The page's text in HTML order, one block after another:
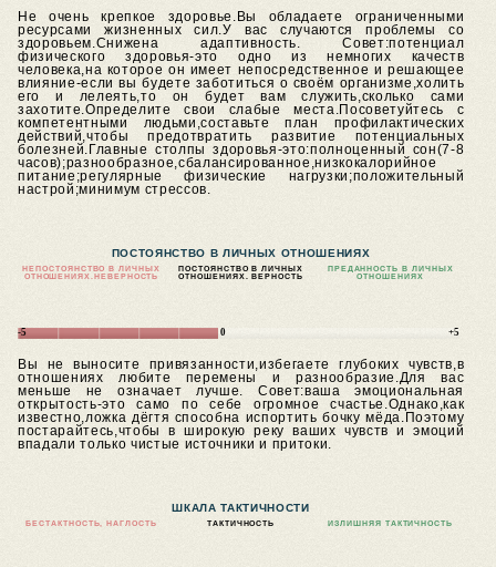
Не очень крепкое здоровье.Вы обладаете ограниченными
ресурсами жизненных сил.У вас случаются проблемы со
здоровьем.Снижена адаптивность.Совет:потенциал
физического здоровья-это одно из немногих качеств
человека,на которое он имеет непосредственное и решающее
влияние-если вы будете заботиться о своём организме,холить
его и лелеять,то он будет вам служить,сколько сами
захотите.Определите свои слабые места.Посоветуйтесь с
компетентными людьми,составьте план профилактических
действий,чтобы предотвратить развитие потенциальных
болезней.Главные столпы здоровья-это:полноценный сон(7-8
часов);разнообразное,сбалансированное,низкокалорийное
питание;регулярные физические нагрузки;положительный
настрой;минимум стрессов.
ПОСТОЯНСТВО В ЛИЧНЫХ ОТНОШЕНИЯХ
НЕПОСТОЯНСТВО В ЛИЧНЫХ
ОТНОШЕНИЯХ.
НЕВЕРНОСТЬ
ПОСТОЯНСТВО В ЛИЧНЫХ
ОТНОШЕНИЯХ. ВЕРНОСТЬ
ПРЕДАННОСТЬ В ЛИЧНЫХ
ОТНОШЕНИЯХ
-5 0 +5
Вы не выносите привязанности,избегаете глубоких чувств,в
отношениях любите перемены и разнообразие.Для вас
меньше не означает лучше. Совет:ваша эмоциональная
открытость-это само по себе огромное счастье.Однако,как
известно,ложка дёгтя способна испортить бочку мёда.Поэтому
постарайтесь,чтобы в широкую реку ваших чувств и эмоций
впадали только чистые источники и притоки.
ШКАЛА ТАКТИЧНОСТИ
БЕСТАКТНОСТЬ, НАГЛОСТЬ ТАКТИЧНОСТЬ ИЗЛИШНЯЯ ТАКТИЧНОСТЬ